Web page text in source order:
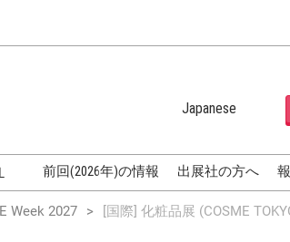
Japanese
English
Korean (Naver Blog)
発展
前回(2026年)の情報 出展社の方へ
Week 2027 [国際] 化粧品展 (COSME